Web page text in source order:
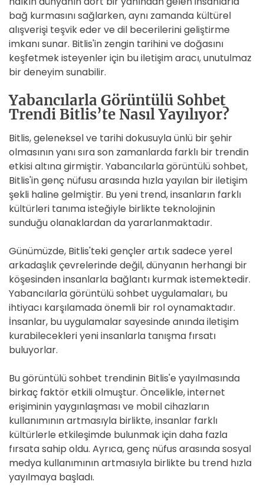
bağ kurmasını sağlarken, aynı zamanda kültürel
alışverişi teşvik eder ve dil becerilerini geliştirme
imkanı sunar. Bitlis'in zengin tarihini ve doğasını
keşfetmek isteyenler için bu iletişim aracı, unutulmaz
bir deneyim sunabilir.
Yabancılarla Görüntülü Sohbet
Trendi Bitlis’te Nasıl Yayılıyor?
Bitlis, geleneksel ve tarihi dokusuyla ünlü bir şehir
olmasının yanı sıra son zamanlarda farklı bir trendin
etkisi altına girmiştir. Yabancılarla görüntülü sohbet,
Bitlis'in genç nüfusu arasında hızla yayılan bir iletişim
şekli haline gelmiştir. Bu yeni trend, insanların farklı
kültürleri tanıma isteğiyle birlikte teknolojinin
sunduğu olanaklardan da yararlanmaktadır.
Günümüzde, Bitlis'teki gençler artık sadece yerel
arkadaşlık çevrelerinde değil, dünyanın herhangi bir
köşesinden insanlarla bağlantı kurmak istemektedir.
Yabancılarla görüntülü sohbet uygulamaları, bu
ihtiyacı karşılamada önemli bir rol oynamaktadır.
İnsanlar, bu uygulamalar sayesinde anında iletişim
kurabilecekleri yeni insanlarla tanışma fırsatı
buluyorlar.
Bu görüntülü sohbet trendinin Bitlis'e yayılmasında
birkaç faktör etkili olmuştur. Öncelikle, internet
erişiminin yaygınlaşması ve mobil cihazların
kullanımının artmasıyla birlikte, insanlar farklı
kültürlerle etkileşimde bulunmak için daha fazla
fırsata sahip oldu. Ayrıca, genç nüfus arasında sosyal
medya kullanımının artmasıyla birlikte bu trend hızla
yayılmaya başladı.